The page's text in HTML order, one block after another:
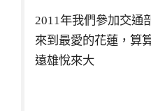
2011年我們參加交通
來到最愛的花蓮，算
遠雄悅來大